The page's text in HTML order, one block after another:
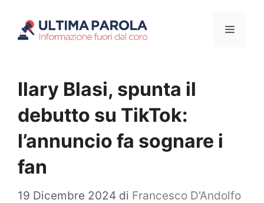
Menu
Ilary Blasi, spunta il
debutto su TikTok:
l’annuncio fa sognare i
fan
19 Dicembre 2024 di Francesco D'Andolfo